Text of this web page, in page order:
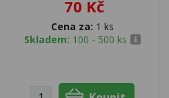
70 Kč
Cena za: 1 ks
Skladem: 100 - 500 ks